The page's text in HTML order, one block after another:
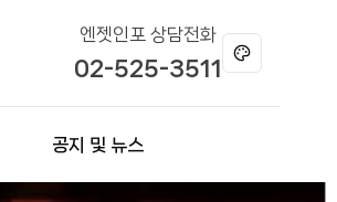
엔젯인포 상담전화
02-525-3511 테마 변경
공지 및 뉴스